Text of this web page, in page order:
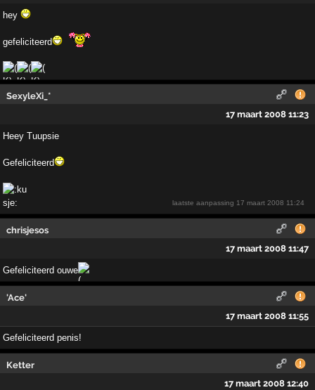
hey
gefeliciteerd
SexyleXi_*
17 maart 2008 11:23
Heey Tuupsie
Gefeliciteerd
laatste aanpassing 17 maart 2008 11:24
chrisjesos
17 maart 2008 11:47
Gefeliciteerd ouwe
'Ace'
17 maart 2008 11:55
Gefeliciteerd penis!
Ketter
17 maart 2008 12:40